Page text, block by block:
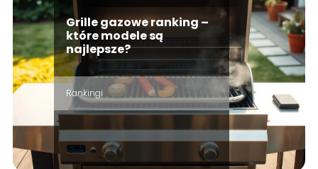
Grille gazowe ranking –
które modele są
najlepsze?
Rankingi